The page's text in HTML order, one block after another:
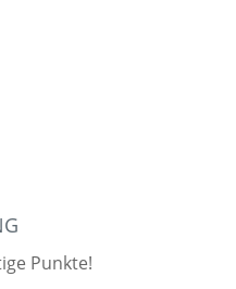
Punkte!